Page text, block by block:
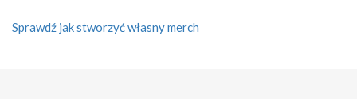
Sprawdź jak stworzyć własny merch